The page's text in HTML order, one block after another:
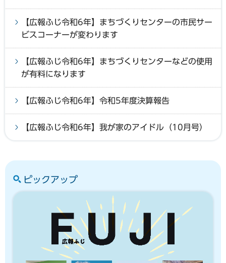
【広報ふじ令和6年】まちづくりセンターの市民サー
ビスコーナーが変わります
【広報ふじ令和6年】まちづくりセンターなどの使用
が有料になります
【広報ふじ令和6年】令和5年度決算報告
【広報ふじ令和6年】我が家のアイドル（10月号）
ピックアップ